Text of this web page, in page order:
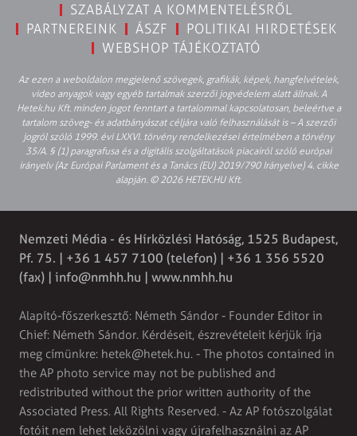
SZABÁLYZAT A KOMMENTELÉSRŐL
PARTNEREINK
ÁSZF
POLITIKAI HIRDETÉSEK
WEBSHOP TÁJÉKOZTATÓ
Az ezen a weboldalon megjelenő szövegek, grafikák, képek, hangfelvételek,
video anyagok vagy egyéb tartalmak szerzői jogvédelem alatt állnak. A
Hetek.hu Kft. minden jogot fenntart a tartalommal kapcsolatosan, beleértve a
tartalom szöveg- és adatbányászat céljára való felhasználását is – A szerzői
jogról szóló 1999. évi LXXVI. törvény rendelkezései értelmében a törvény
35/A. § (1) paragrafusa és a digitális szolgáltatások piacairól szóló európai
irányelv (Az Európai Parlament és a Tanács (EU) 2019/790 Irányelve) 4. cikke
alapján. © 2026 HETEK.HU Kft.
Nemzeti Média - és Hírközlési Hatóság, 1525 Budapest,
Pf. 75. | +36 1 457 7100 (telefon) | +36 1 356 5520
(fax) | info@nmhh.hu | www.nmhh.hu
Alapító-főszerkesztő: Németh Sándor - Founder Editor in
Chief: Németh Sándor. Kérdéseit, észrevételeit kérjük írja
meg címünkre: hetek@hetek.hu. - The photos contained in
the AP photo service may not be published and
redistributed without the prior written authority of the
Associated Press. All Rights Reserved. - Az AP fotószolgálat
fotóit nem lehet leközölni vagy újrafelhasználni az AP